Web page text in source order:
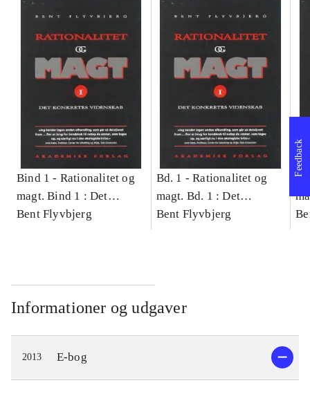
Bind 1 - Rationalitet og
magt. Bind 1 : Det
konkretes videnskab
Bent Flyvbjerg
Bd. 1 -Rationalitet og
magt. Bd. 1 : Det
konkretes videnskab
Bent Flyvbjerg
Informationer og udgaver
2013 E-bog
Feedback